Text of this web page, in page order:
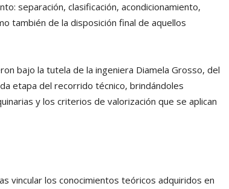
separación, clasificación, acondicionamiento,
también de la disposición final de aquellos
bajo la tutela de la ingeniera Diamela Grosso, del
etapa del recorrido técnico, brindándoles
y los criterios de valorización que se aplican
vincular los conocimientos teóricos adquiridos en